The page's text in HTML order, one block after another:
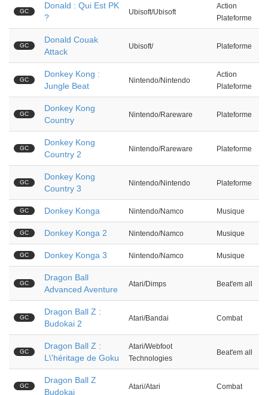
GC
Donald : Qui Est PK
?
Ubisoft/Ubisoft
Action
Plateforme
GC
Donald Couak
Attack
Ubisoft/ Plateforme
GC
Donkey Kong :
Jungle Beat
Nintendo/Nintendo
Action
Plateforme
GC
Donkey Kong
Country
Nintendo/Rareware Plateforme
GC
Donkey Kong
Country 2
Nintendo/Rareware Plateforme
GC
Donkey Kong
Country 3
Nintendo/Nintendo Plateforme
GC Donkey Konga Nintendo/Namco Musique
GC Donkey Konga 2 Nintendo/Namco Musique
GC Donkey Konga 3 Nintendo/Namco Musique
GC
Dragon Ball
Advanced Aventure
Atari/Dimps Beat'em all
GC
Dragon Ball Z :
Budokai 2
Atari/Bandai Combat
GC
Dragon Ball Z :
L\'héritage de Goku
Atari/Webfoot
Technologies
Beat'em all
GC
Dragon Ball Z
Budokai
Atari/Atari Combat